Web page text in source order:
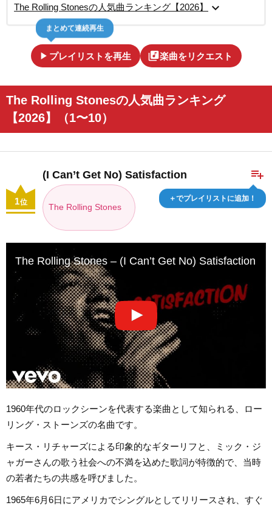
The Rolling Stonesの人気曲ランキング【2026】
expand_more
play_arrow プレイリストを再生
まとめて連続再生
library_music楽曲をリクエスト
The Rolling Stonesの人気曲ランキング
【2026】（1〜10）
playlist_add
＋でプレイリストに追加！
(I Can’t Get No) Satisfaction
The Rolling Stones
1位
The Rolling Stones – (I Can’t Get No) Satisfaction
1960年代のロックシーンを代表する楽曲として知られる、ロー
リング・ストーンズの名曲です。
キース・リチャーズによる印象的なギターリフと、ミック・ジ
ャガーさんの歌う社会への不満を込めた歌詞が特徴的で、当時
の若者たちの共感を呼びました。
1965年6月6日にアメリカでシングルとしてリリースされ、すぐ